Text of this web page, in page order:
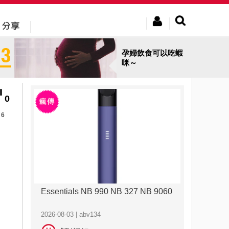
孕婦飲食可以吃蝦
咪～
0
6
Essentials NB 990 NB 327 NB 9060
2026-08-03 | abv134